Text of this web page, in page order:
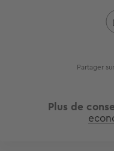
Partager sur
Plus de